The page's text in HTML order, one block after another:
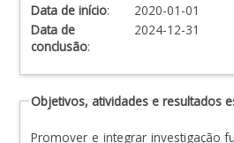
Data de início:
2020-01-01
Data de
conclusão:
2024-12-31
Objetivos, atividades e resultados
Promover e integrar investigação